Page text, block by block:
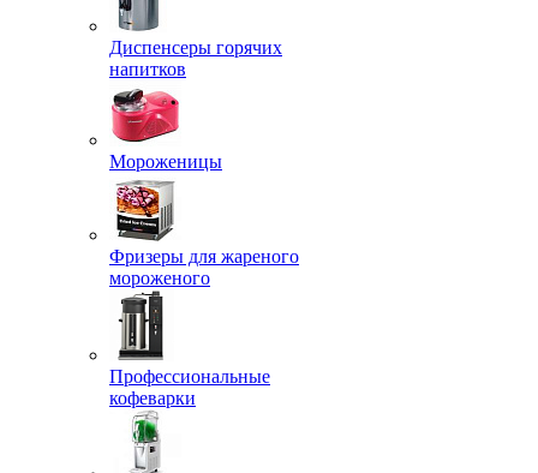
Диспенсеры горячих
напитков
Мороженицы
Фризеры для жареного
мороженого
Профессиональные
кофеварки